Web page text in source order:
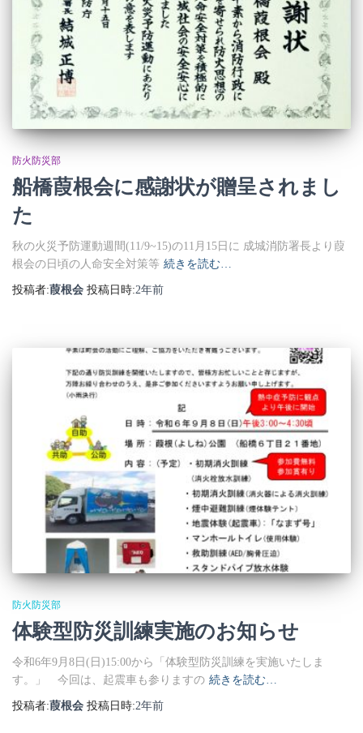
防火防災部
船橋葭根会に感謝状が贈呈されまし
た
秋の火災予防運動週間(11/9~15)の11月15日に 成城消防署長より葭
根会の日頃の人命安全対策等 続きを読む…
投稿者:葭根会 投稿日時:2年前
防火防災部
体験型防災訓練実施のお知らせ
令和6年9月8日(日)15:00から「体験型防災訓練を実施いたしま
す。」 今回は、起震車も参りますの 続きを読む…
投稿者:葭根会 投稿日時:2年前